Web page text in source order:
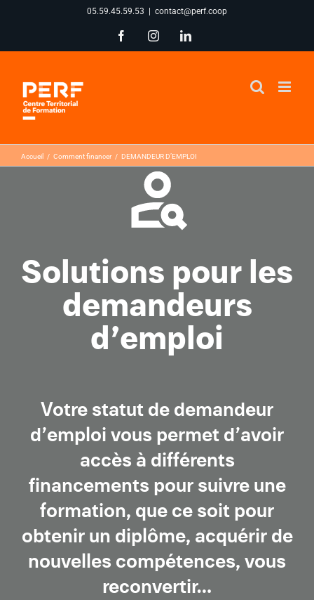
contenu
05.59.45.59.53 contact@perf.coop
FacebookInstagramLinkedIn
Accueil Comment financer DEMANDEUR D’EMPLOI
Solutions pour les
demandeurs
d’emploi
Votre statut de demandeur
d’emploi vous permet d’avoir
accès à différents
financements pour suivre une
formation, que ce soit pour
obtenir un diplôme, acquérir de
nouvelles compétences, vous
reconvertir…